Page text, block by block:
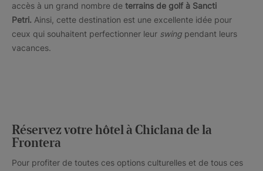
accès à un grand nombre de terrains de golf à Sancti
Petri. Ainsi, cette destination est une excellente idée pour
ceux qui souhaitent perfectionner leur swing pendant leurs
vacances.
Réservez votre hôtel à Chiclana de la
Frontera
Pour profiter de toutes ces options culturelles et de tous ces